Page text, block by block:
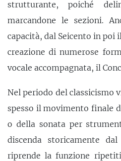
strutturante, poiché
marcandone le sezioni.
capacità, dal Seicento in
creazione di numerose
vocale accompagnata, il
Nel periodo del classicismo
spesso il movimento finale
o della sonata per
discenda storicamente
riprende la funzione